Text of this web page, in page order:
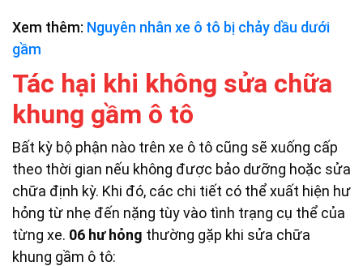
Xem thêm: Nguyên nhân xe ô tô bị chảy dầu dưới
gầm
Tác hại khi không sửa chữa
khung gầm ô tô
Bất kỳ bộ phận nào trên xe ô tô cũng sẽ xuống cấp
theo thời gian nếu không được bảo dưỡng hoặc sửa
chữa định kỳ. Khi đó, các chi tiết có thể xuất hiện hư
hỏng từ nhẹ đến nặng tùy vào tình trạng cụ thể của
từng xe. 06 hư hỏng thường gặp khi sửa chữa
khung gầm ô tô: